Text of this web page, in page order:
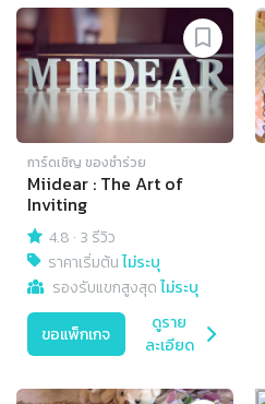
การ์ดเชิญ​ ของชำร่วย
Miidear : The Art of
Inviting
4.8 · 3 รีวิว
ราคาเริ่มต้นไม่ระบุ
รองรับแขกสูงสุดไม่ระบุ
ขอแพ็กเกจ
ดูราย
ละเอียด